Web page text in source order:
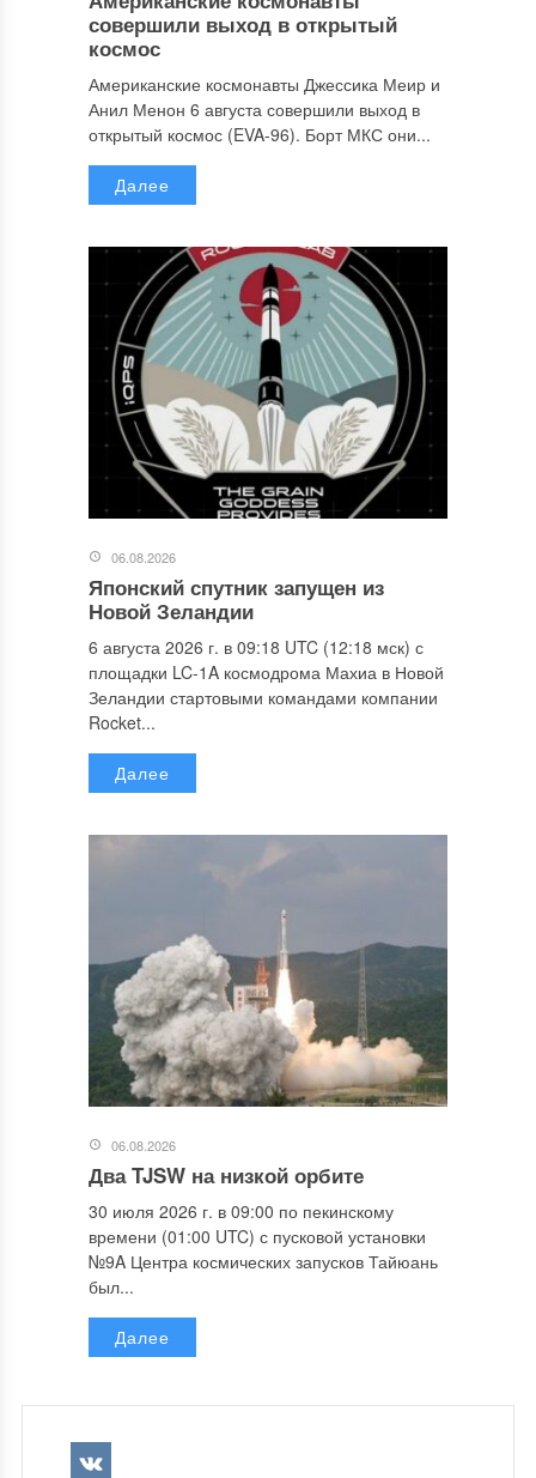
совершили выход в открытый
космос
Американские космонавты Джессика Меир и
Анил Менон 6 августа совершили выход в
открытый космос (EVA-96). Борт МКС они...
Далее
06.08.2026
Японский спутник запущен из
Новой Зеландии
6 августа 2026 г. в 09:18 UTC (12:18 мск) с
площадки LC-1A космодрома Махиа в Новой
Зеландии стартовыми командами компании
Rocket...
Далее
06.08.2026
Два TJSW на низкой орбите
30 июля 2026 г. в 09:00 по пекинскому
времени (01:00 UTC) с пусковой установки
№9A Центра космических запусков Тайюань
был...
Далее